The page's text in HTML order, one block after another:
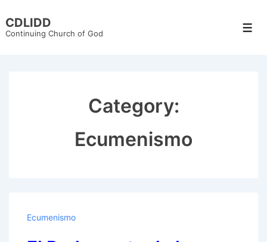
Skip
CDLIDD
Continuing Church of God
Category:
Ecumenismo
Ecumenismo